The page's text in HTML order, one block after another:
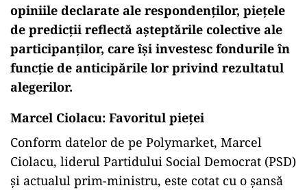
opiniile declarate ale respondenților, piețele
de predicții reflectă așteptările colective ale
participanților, care își investesc fondurile în
funcție de anticipările lor privind rezultatul
alegerilor.
Marcel Ciolacu: Favoritul pieței
Conform datelor de pe Polymarket, Marcel
Ciolacu, liderul Partidului Social Democrat (PSD)
și actualul prim-ministru, este cotat cu o șansă